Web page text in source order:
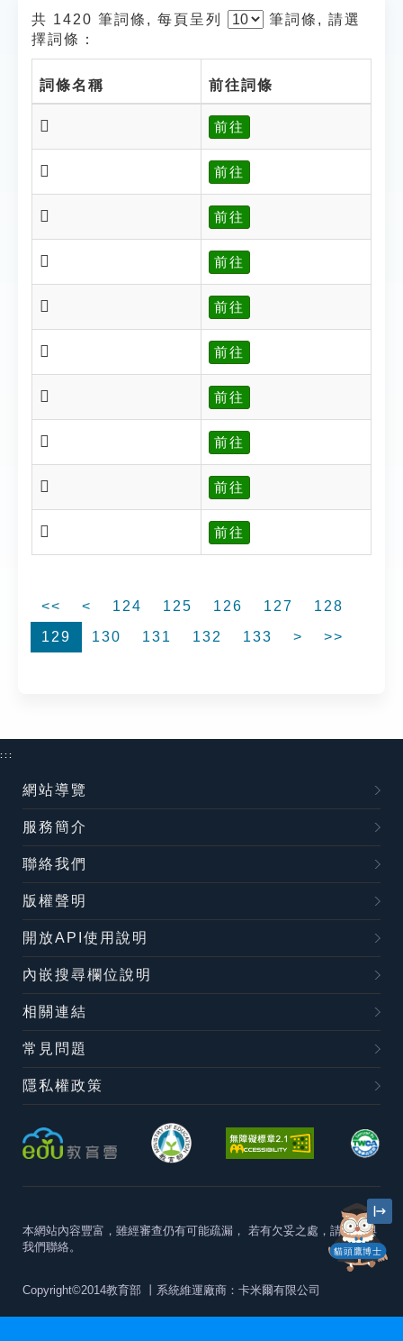
共 1420 筆詞條, 每頁呈列 筆詞條, 請選
擇詞條：
詞條名稱 前往詞條
𡁗 前往
𡁨 前往
𡁨 前往
𡁩 前往
𡁩 前往
𡁫 前往
𡁬 前往
𡁭 前往
𡂊 前往
𡂊 前往
<< < 124 125 126 127
128
129
130 131 132 133 > >>
貓頭鷹博士
:::
網站導覽
服務簡介
聯絡我們
版權聲明
開放API使用說明
內嵌搜尋欄位說明
相關連結
常見問題
隱私權政策
本網站內容豐富，雖經審查仍有可能疏漏， 若有欠妥之處，請隨時與
我們聯絡。
Copyright©2014教育部 丨系統維運廠商：卡米爾有限公司